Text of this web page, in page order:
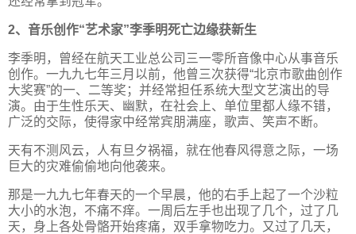
2、音乐创作“艺术家”李季明死亡边缘获新生
李季明，曾经在航天工业总公司三一零所音像中心从事音乐
创作。一九九七年三月以前，他曾三次获得“北京市歌曲创作
大奖赛”的一、二等奖；并经常担任系统大型文艺演出的导
演。由于生性乐天、幽默，在社会上、单位里都人缘不错，
广泛的交际，使得家中经常宾朋满座，歌声、笑声不断。
天有不测风云，人有旦夕祸福，就在他春风得意之际，一场
巨大的灾难偷偷地向他袭来。
那是一九九七年春天的一个早晨，他的右手上起了一个沙粒
大小的水泡，不痛不痒。一周后左手也出现了几个，过了几
天，身上各处骨骼开始疼痛，双手拿物吃力。又过了几天，